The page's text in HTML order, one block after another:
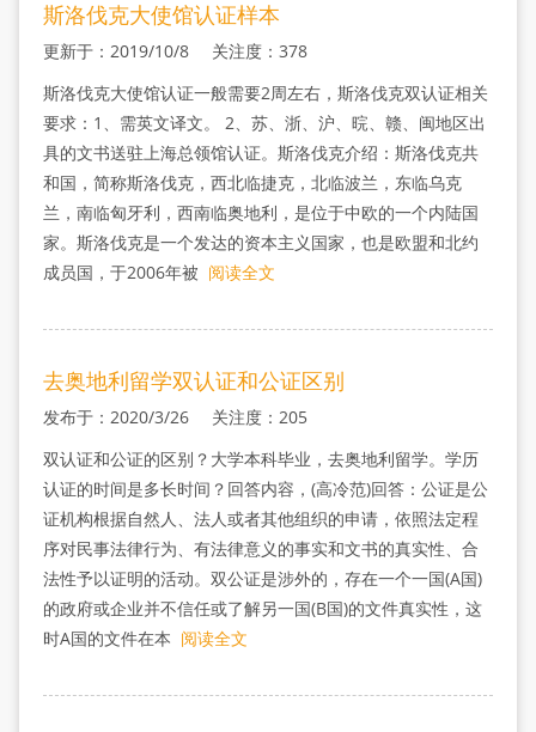
斯洛伐克大使馆认证样本
更新于：2019/10/8 关注度：378
斯洛伐克大使馆认证一般需要2周左右，斯洛伐克双认证相关
要求：1、需英文译文。 2、苏、浙、沪、晥、赣、闽地区出
具的文书送驻上海总领馆认证。斯洛伐克介绍：斯洛伐克共
和国，简称斯洛伐克，西北临捷克，北临波兰，东临乌克
兰，南临匈牙利，西南临奥地利，是位于中欧的一个内陆国
家。斯洛伐克是一个发达的资本主义国家，也是欧盟和北约
成员国，于2006年被 阅读全文
去奥地利留学双认证和公证区别
发布于：2020/3/26 关注度：205
双认证和公证的区别？大学本科毕业，去奥地利留学。学历
认证的时间是多长时间？回答内容，(高冷范)回答：公证是公
证机构根据自然人、法人或者其他组织的申请，依照法定程
序对民事法律行为、有法律意义的事实和文书的真实性、合
法性予以证明的活动。双公证是涉外的，存在一个一国(A国)
的政府或企业并不信任或了解另一国(B国)的文件真实性，这
时A国的文件在本 阅读全文